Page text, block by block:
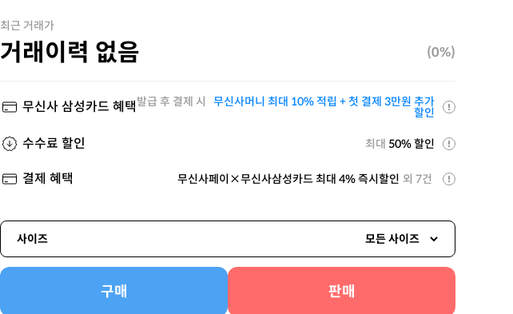
최근 거래가
거래이력 없음 (0%)
무신사 삼성카드 혜택발급 후 결제 시 무신사머니 최대 10% 적립 + 첫 결제 3만원 추가
할인
수수료 할인 최대 50% 할인
결제 혜택 무신사페이×무신사삼성카드 최대 4% 즉시할인 외 7건
사이즈 모든 사이즈
구매 판매